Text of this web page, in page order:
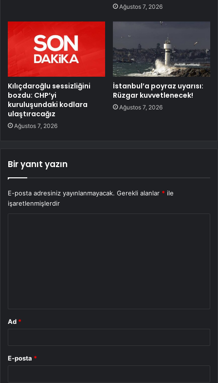
Ağustos 7, 2026
Kılıçdaroğlu sessizliğini
bozdu: CHP’yi
kuruluşundaki kodlara
ulaştıracağız
Ağustos 7, 2026
İstanbul’a poyraz uyarısı:
Rüzgar kuvvetlenecek!
Ağustos 7, 2026
Bir yanıt yazın
E-posta adresiniz yayınlanmayacak. Gerekli alanlar * ile
işaretlenmişlerdir
Ad *
E-posta *